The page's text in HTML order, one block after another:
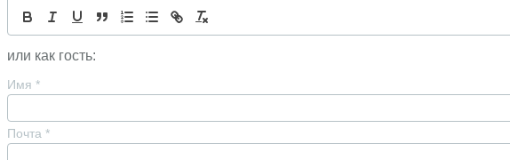
или как гость:
Имя *
Почта *